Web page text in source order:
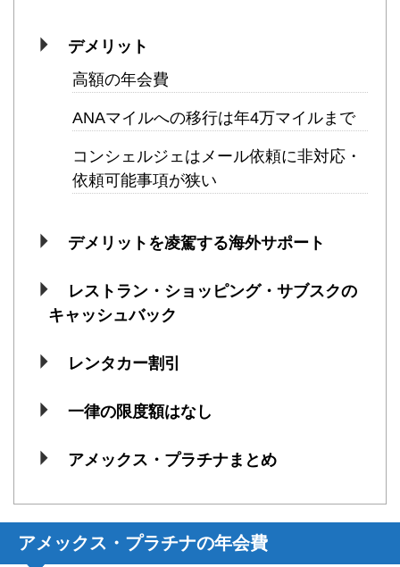
デメリット
高額の年会費
ANAマイルへの移行は年4万マイルまで
コンシェルジェはメール依頼に非対応・
依頼可能事項が狭い
デメリットを凌駕する海外サポート
レストラン・ショッピング・サブスクの
キャッシュバック
レンタカー割引
一律の限度額はなし
アメックス・プラチナまとめ
アメックス・プラチナの年会費